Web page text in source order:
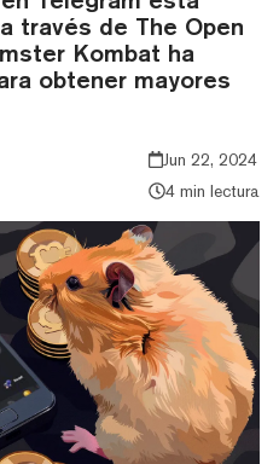
través de The Open
Kombat ha
obtener mayores
Jun 22, 2024
4 min lectura